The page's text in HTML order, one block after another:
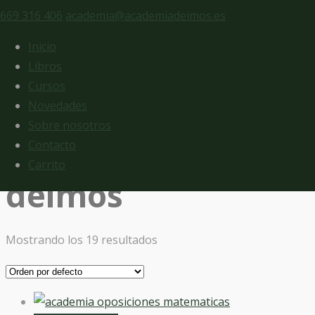
669 316 406
academia@academiadeimos.es
Cursos
Contacto
Carrito
Welcome
deimos
Mostrando los 19 resultados